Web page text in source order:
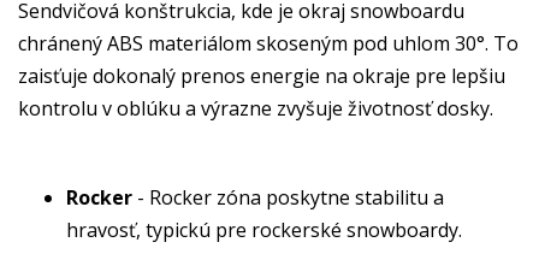
Sendvičová konštrukcia, kde je okraj snowboardu
chránený ABS materiálom skoseným pod uhlom 30°. To
zaisťuje dokonalý prenos energie na okraje pre lepšiu
kontrolu v oblúku a výrazne zvyšuje životnosť dosky.
Rocker - Rocker zóna poskytne stabilitu a
hravosť, typickú pre rockerské snowboardy.